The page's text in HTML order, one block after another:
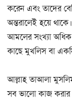
করেন এবং তাদের
অন্তরালেই হয়ে
আমলের সংখ্যা
কাছে মুখলিস বা
আল্লাহ তাআলা
সব ভালো কাজ করার